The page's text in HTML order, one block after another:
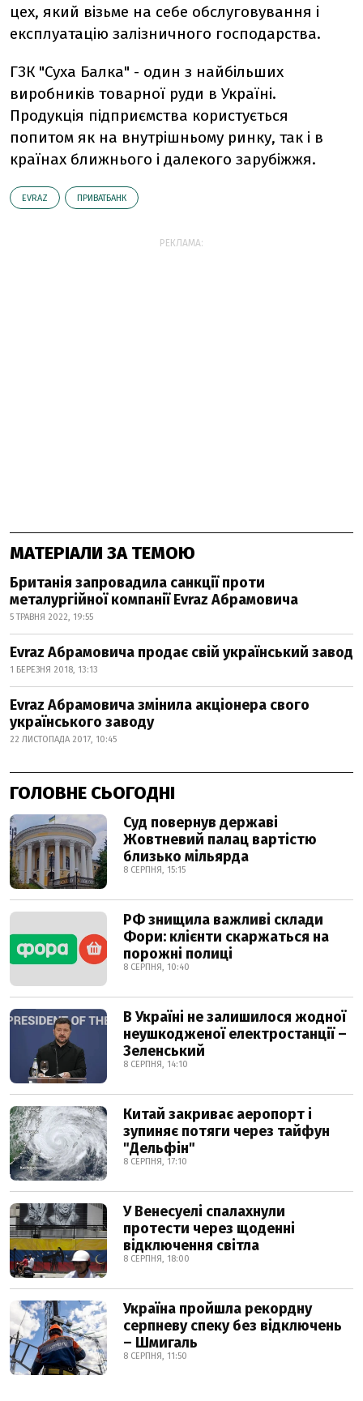
цех, який візьме на себе обслуговування і
експлуатацію залізничного господарства.
ГЗК "Суха Балка" - один з найбільших
виробників товарної руди в Україні.
Продукція підприємства користується
попитом як на внутрішньому ринку, так і в
країнах ближнього і далекого зарубіжжя.
EVRAZ ПРИВАТБАНК
РЕКЛАМА:
МАТЕРІАЛИ ЗА ТЕМОЮ
Британія запровадила санкції проти
металургійної компанії Evraz Абрамовича
5 ТРАВНЯ 2022, 19:55
Evraz Абрамовича продає свій український завод
1 БЕРЕЗНЯ 2018, 13:13
Evraz Абрамовича змінила акціонера свого
українського заводу
22 ЛИСТОПАДА 2017, 10:45
ГОЛОВНЕ СЬОГОДНІ
Суд повернув державі
Жовтневий палац вартістю
близько мільярда
8 СЕРПНЯ, 15:15
РФ знищила важливі склади
Фори: клієнти скаржаться на
порожні полиці
8 СЕРПНЯ, 10:40
В Україні не залишилося жодної
неушкодженої електростанції –
Зеленський
8 СЕРПНЯ, 14:10
Китай закриває аеропорт і
зупиняє потяги через тайфун
"Дельфін"
8 СЕРПНЯ, 17:10
У Венесуелі спалахнули
протести через щоденні
відключення світла
8 СЕРПНЯ, 18:00
Україна пройшла рекордну
серпневу спеку без відключень
– Шмигаль
8 СЕРПНЯ, 11:50